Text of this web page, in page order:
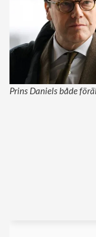
Prins Daniels både